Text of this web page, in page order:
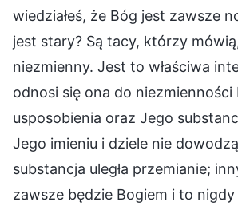
wiedziałeś, że Bóg jest zawsze
jest stary? Są tacy, którzy
niezmienny. Jest to właściwa
odnosi się ona do niezmienności
usposobienia oraz Jego
Jego imieniu i dziele nie
substancja uległa przemianie;
zawsze będzie Bogiem i to nigdy